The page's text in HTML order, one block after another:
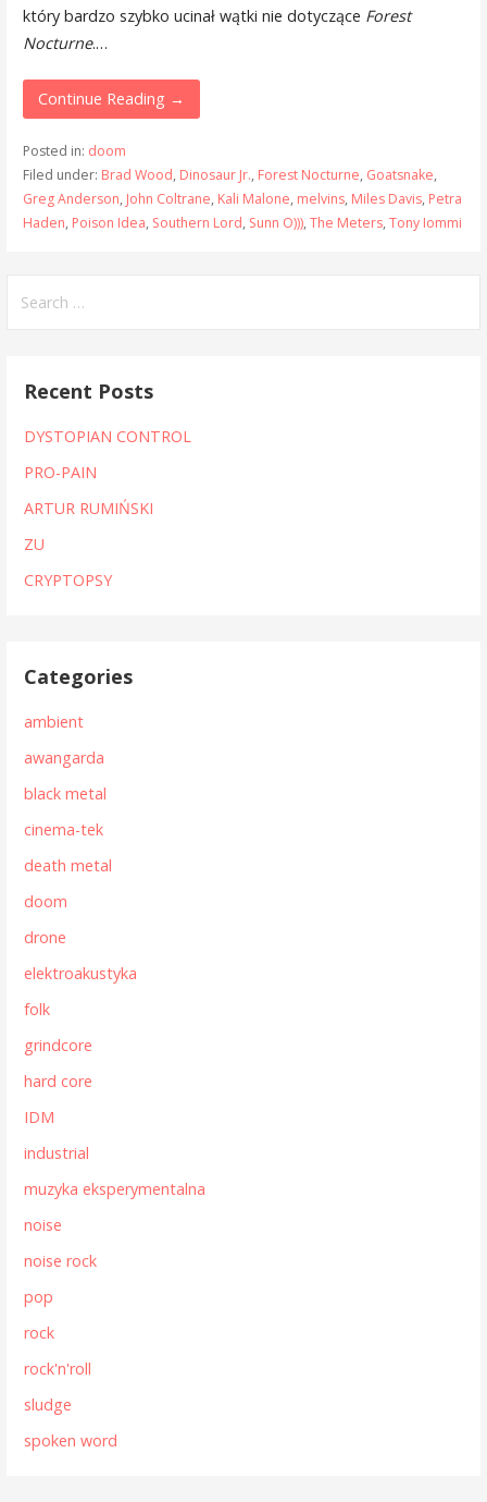
który bardzo szybko ucinał wątki nie dotyczące Forest
Nocturne.…
Continue Reading →
Posted in: doom
Filed under: Brad Wood, Dinosaur Jr., Forest Nocturne, Goatsnake,
Greg Anderson, John Coltrane, Kali Malone, melvins, Miles Davis, Petra
Haden, Poison Idea, Southern Lord, Sunn O))), The Meters, Tony Iommi
for:
Recent Posts
DYSTOPIAN CONTROL
PRO-PAIN
ARTUR RUMIŃSKI
ZU
CRYPTOPSY
Categories
ambient
awangarda
black metal
cinema-tek
death metal
doom
drone
elektroakustyka
folk
grindcore
hard core
IDM
industrial
muzyka eksperymentalna
noise
noise rock
pop
rock
rock'n'roll
sludge
spoken word